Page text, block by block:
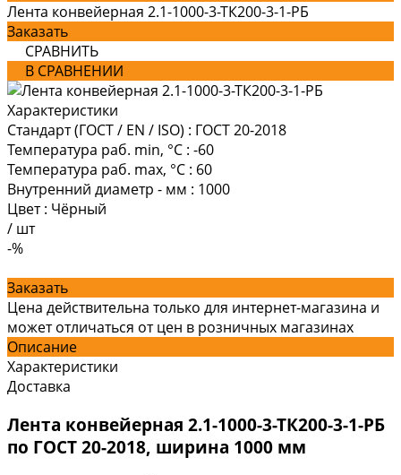
Лента конвейерная 2.1-1000-3-ТК200-3-1-РБ
Заказать
СРАВНИТЬ
В СРАВНЕНИИ
Характеристики
Стандарт (ГОСТ / EN / ISO) : ГОСТ 20-2018
Температура раб. min, °C : -60
Температура раб. max, °C : 60
Внутренний диаметр - мм : 1000
Цвет : Чёрный
/ шт
-%
Заказать
Цена действительна только для интернет-магазина и
может отличаться от цен в розничных магазинах
Описание
Характеристики
Доставка
Лента конвейерная 2.1-1000-3-ТК200-3-1-РБ
по ГОСТ 20-2018, ширина 1000 мм